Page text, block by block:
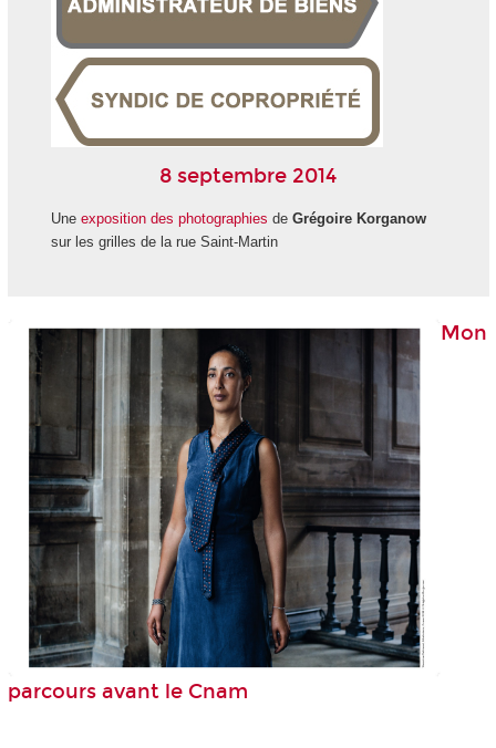
8 septembre 2014
Une exposition des photographies de Grégoire Korganow
sur les grilles de la rue Saint-Martin
Mon
parcours avant le Cnam